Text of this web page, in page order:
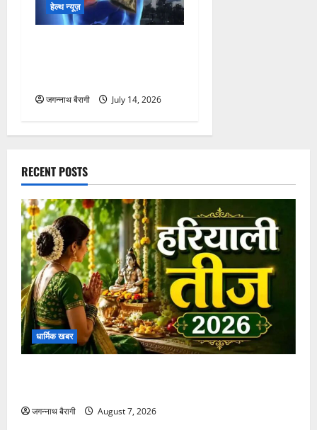
है? डॉक्टर से समझें…
रात में दिखें ये लक्षण तो हो जाएं
सावधान’ ये फेफड़ों की खराबी की
शुरुआती निशानी हो सकती है…
जगन्नाथ बैरागी July 14, 2026
RECENT POSTS